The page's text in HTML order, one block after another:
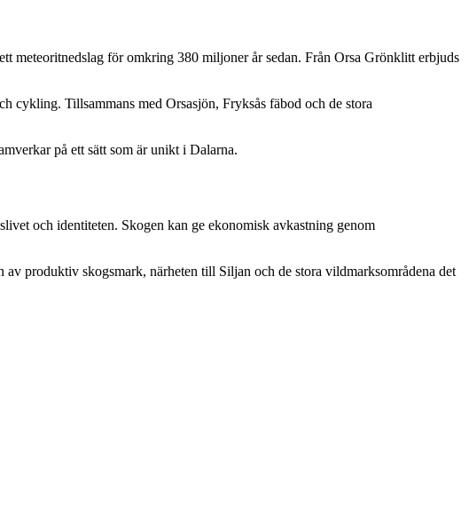
meteoritnedslag för omkring 380 miljoner år sedan. Från Orsa Grönklitt erbjuds
cykling. Tillsammans med Orsasjön, Fryksås fäbod och de stora
på ett sätt som är unikt i Dalarna.
och identiteten. Skogen kan ge ekonomisk avkastning genom
produktiv skogsmark, närheten till Siljan och de stora vildmarksområdena det